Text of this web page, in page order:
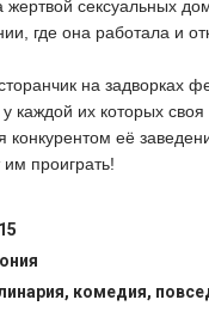
жертвой сексуальных
где она работала и
на задворках
каждой их которых
конкурентом её
проиграть!
комедия,